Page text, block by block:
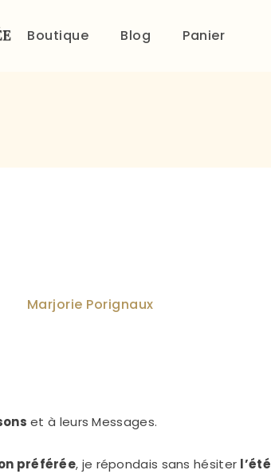
Boutique Blog Panier
Marjorie Porignaux
et à leurs Messages.
préférée, je répondais sans hésiter l’été